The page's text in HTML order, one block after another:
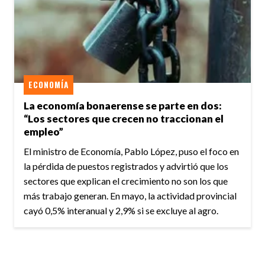
La economía bonaerense se parte en dos:
“Los sectores que crecen no traccionan el
empleo”
ECONOMÍA
El ministro de Economía, Pablo López, puso el foco en
la pérdida de puestos registrados y advirtió que los
sectores que explican el crecimiento no son los que
más trabajo generan. En mayo, la actividad provincial
cayó 0,5% interanual y 2,9% si se excluye al agro.